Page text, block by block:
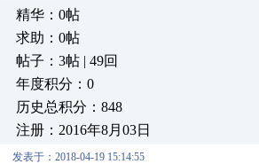
精华：0帖
求助：0帖
帖子：3帖 | 49回
年度积分：0
历史总积分：848
注册：2016年8月03日
发表于：2018-04-19 15:14:55